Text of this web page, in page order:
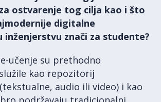
ostvarenje tog cilja kao i što
digitalne
znači za studente?
učenje su prethodno
kao repozitorij
audio ili video) i kao